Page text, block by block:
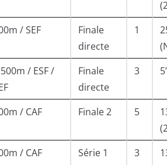
/ SEF
Finale
directe
1
/ ESF /
Finale
directe
3
/ CAF Finale 2 5
/ CAF Série 1 3